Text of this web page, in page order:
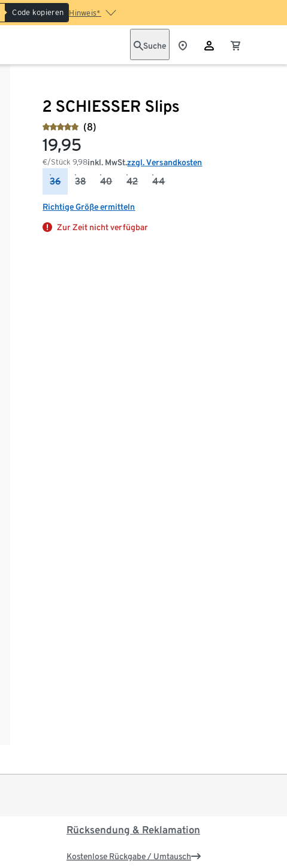
Code kopieren Hinweis*
Suche
2 SCHIESSER Slips
(8)
19,95
€/Stück9,98inkl. MwSt.zzgl. Versandkosten
36 38 40 42 44
Richtige Größe ermitteln
Zur Zeit nicht verfügbar
Rücksendung & Reklamation
Kostenlose Rückgabe / Umtausch